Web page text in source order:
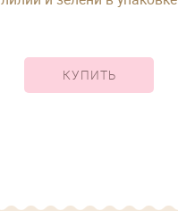
КУПИТЬ